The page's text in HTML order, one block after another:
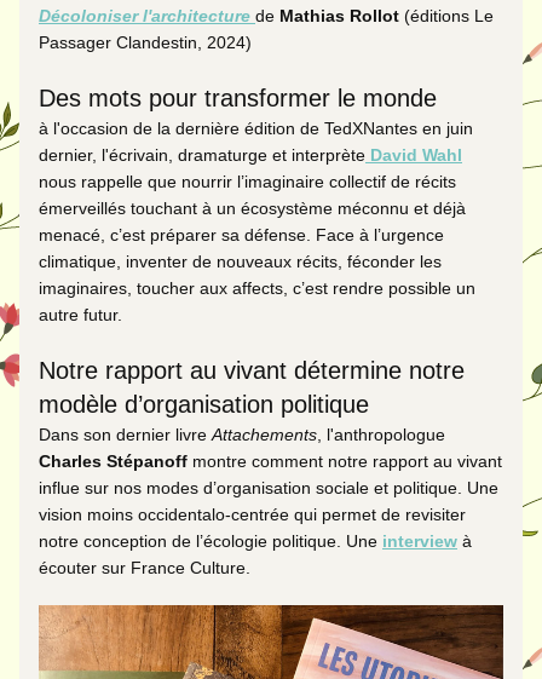
Décoloniser l'architecture de Mathias Rollot (éditions Le
Passager Clandestin, 2024)
Des mots pour transformer le monde
à l'occasion de la dernière édition de TedXNantes en juin
dernier, l'écrivain, dramaturge et interprète David Wahl
nous rappelle que nourrir l’imaginaire collectif de récits
émerveillés touchant à un écosystème méconnu et déjà
menacé, c’est préparer sa défense. Face à l’urgence
climatique, inventer de nouveaux récits, féconder les
imaginaires, toucher aux affects, c’est rendre possible un
autre futur.
Notre rapport au vivant détermine notre
modèle d’organisation politique
Dans son dernier livre Attachements
Charles Stépanoff montre comment notre rapport au vivant
influe sur nos modes d’organisation sociale et politique. Une
vision moins occidentalo-centrée qui permet de revisiter
notre conception de l’écologie politique. Une interview à
écouter sur France Culture.